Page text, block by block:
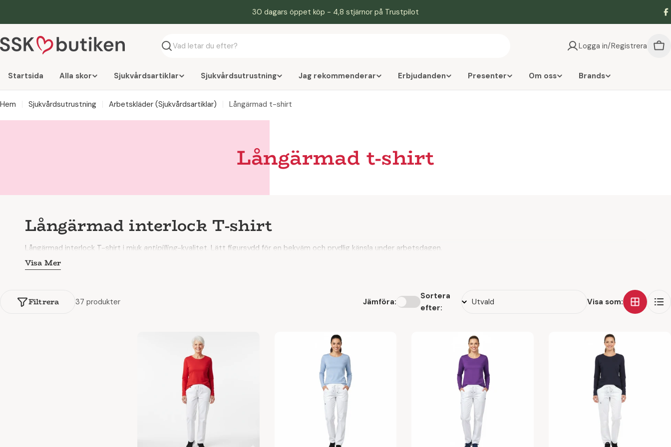
30 dagars öppet köp - 4,8 stjärnor på Trustpilot
Söka
Logga in/Registrera
Startsida Alla skor Sjukvårdsartiklar Sjukvårdsutrustning Jag rekommenderar Erbjudanden Presenter Om oss Brands
Hem Sjukvårdsutrustning Arbetskläder (Sjukvårdsartiklar) Långärmad t-shirt
Långärmad t-shirt
Långärmad interlock T-shirt
Långärmad interlock T-shirt i mjuk antipilling-kvalitet. Lätt figursydd för en bekväm och prydlig känsla under arbetsdagen.
Denna långärmade T-shirt håller samma höga kvalitet som våra övriga produkter och passar utmärkt för en bekväm vardag både på jobbet och fritid.
Stort urval i storlekar och populära, moderna färger. Vill du ge bort ett presentkort eller hitta matchande, snygga och bekväma skor till arbetskläderna?
Långärmad interlock T-shirt i mjuk antipilling-kvalitet. Lätt figursydd.
i hög kvalitet, tillverkade med fokus på friska fötter genom hela arbetsdagen. Samma omtanke gäller vårt sortiment av arbetskläder. Vi erbjuder även möjlighet att få logotyp
som tryck eller brodyr. Kontakta vårt kundteam – vi hjälper dig gärna för en trygg och bekväm köpupplevelse.
Precis som för alla våra produkter har SSKbutiken fokus på god service, snabb leverans dag‑till‑dag och målet att sälja kvalitetsprodukter för en behagligare vardag, oavsett om det
Visa Mer
37 produkter
Filtrera Jämföra:
Sortera
efter:
Visa som: